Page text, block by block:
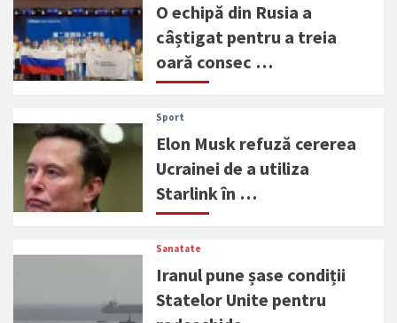
O echipă din Rusia a
câștigat pentru a treia
oară consec …
Sport
Elon Musk refuză cererea
Ucrainei de a utiliza
Starlink în …
Sanatate
Iranul pune șase condiții
Statelor Unite pentru